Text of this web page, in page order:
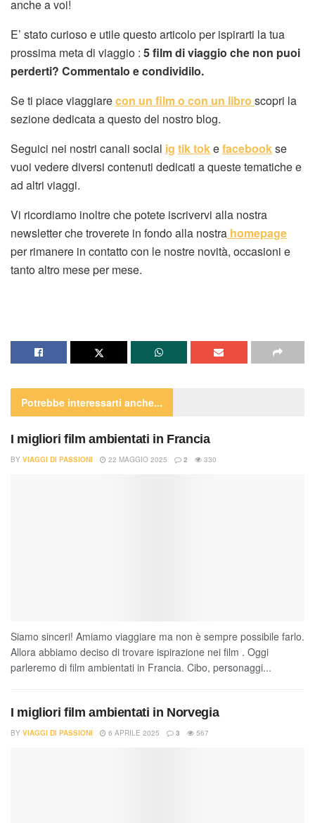
anche a voi!
E’ stato curioso e utile questo articolo per ispirarti la tua
prossima meta di viaggio : 5 film di viaggio che non puoi
perderti? Commentalo e condividilo.
Se ti piace viaggiarecon un film o con un libro scopri la
sezione dedicata a questo del nostro blog.
Seguici nei nostri canali social ig tik tokefacebookse
vuoi vedere diversi contenuti dedicati a queste tematiche e
ad altri viaggi.
Vi ricordiamo inoltre che potete iscrivervi alla nostra
newsletter che troverete in fondo alla nostra homepage
per rimanere in contatto con le nostre novità, occasioni e
tanto altro mese per mese.
Potrebbe interessarti anche...
I migliori film ambientati in Francia
BY VIAGGI DI PASSIONI 22 MAGGIO 2025 2 330
Siamo sinceri! Amiamo viaggiare ma non è sempre possibile farlo.
Allora abbiamo deciso di trovare ispirazione nei film . Oggi
parleremo di film ambientati in Francia. Cibo, personaggi...
I migliori film ambientati in Norvegia
BY VIAGGI DI PASSIONI 6 APRILE 2025 3 567